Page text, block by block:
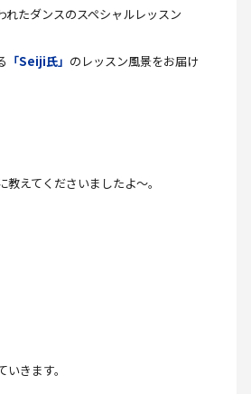
れたダンスのスペシャルレッスン
「Seiji氏」 のレッスン風景をお届け
えてくださいましたよ～。
きます。